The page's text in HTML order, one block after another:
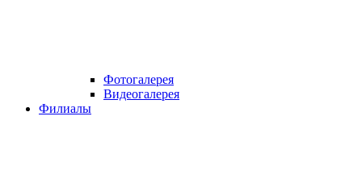
Фотогалерея
Видеогалерея
Филиалы